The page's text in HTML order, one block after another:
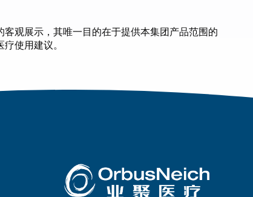
观展示，其唯一目的在于提供本集团产品范围的
使用建议。